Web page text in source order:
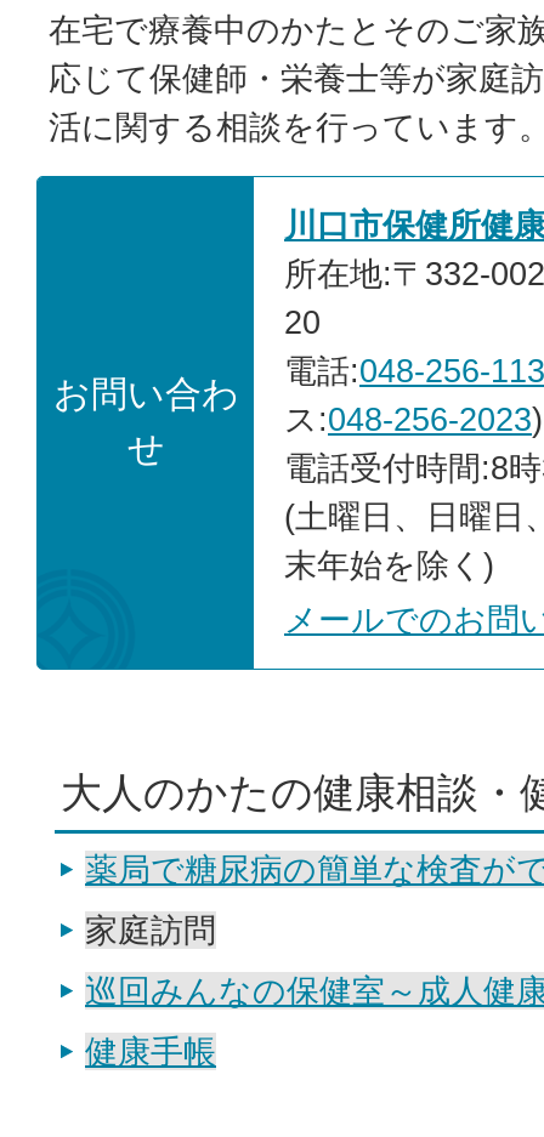
在宅で療養中のかたとそのご家
応じて保健師・栄養士等が家庭
活に関する相談を行っています
お問い合わ
せ
川口市保健所健
所在地:〒332-
20
電話:048-256-
ス:048-256-2023)
電話受付時間:8
(土曜日、日曜日
末年始を除く)
メールでのお問
大人のかたの健康相談・
薬局で糖尿病の簡単な検査が
家庭訪問
巡回みんなの保健室～成人健
健康手帳